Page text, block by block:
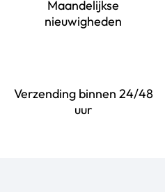
Maandelijkse
nieuwigheden
Verzending binnen 24/48
uur